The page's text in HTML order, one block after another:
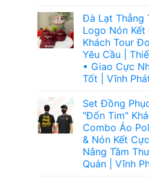
Đà Lạt Thẳng
Logo Nón Kết
Khách Tour
Yêu Cầu |
• Giao Cực
Tốt | Vĩnh
Set Đồng
"Đốn Tim"
Combo Áo
& Nón Kết
Nâng Tầm
Quán | Vĩnh